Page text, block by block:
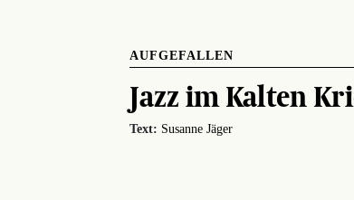
AUFGEFALLEN
Jazz im Kalten
Text: Susanne Jäger